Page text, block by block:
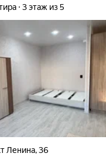
3 этаж из 5
Ленина,36